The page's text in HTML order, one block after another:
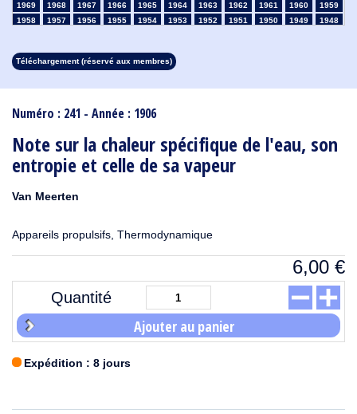
Numéro : 241 - Année : 1906
Note sur la chaleur spécifique de l'eau, son
entropie et celle de sa vapeur
Van Meerten
Appareils propulsifs, Thermodynamique
6,00 €
Quantité
Ajouter au panier
Expédition : 8 jours
1969
1968 1967 1966 1965 1964 1963 1962 1961 1960
1959
1958
1957 1956 1955 1954 1953 1952 1951 1950 1949
1948
1913
1912 1911 1910 1909 1908
Téléchargement (réservé aux membres)